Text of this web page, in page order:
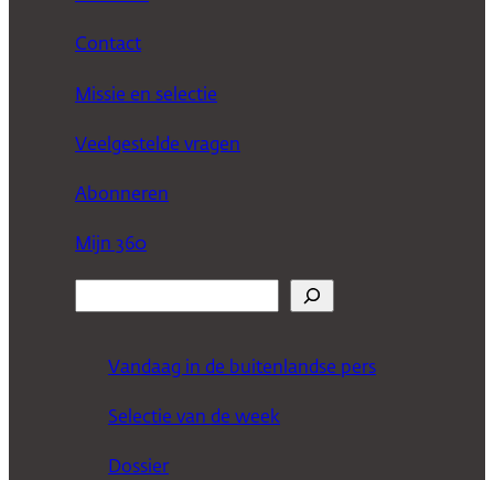
Contact
Missie en selectie
Veelgestelde vragen
Abonneren
Mijn 360
Vandaag in de buitenlandse pers
Selectie van de week
Dossier